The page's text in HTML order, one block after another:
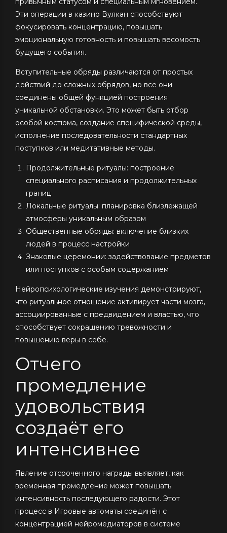
Эти операции в казино Вулкан способствуют
фокусировать концентрацию, повышать
эмоциональную готовность и повышать весомость
будущего события.
Вступительные обряды различаются от простых
действий до сложных обрядов, но все они
соединены общей функцией построения
уникальной обстановки. Это может быть отбор
особой костюма, создание специфической среды,
исполнение последовательности стандартных
поступков или медитативные методы.
Продолжительные ритуалы: построение
специального расписания и продолжительных
границ
Локальные ритуалы: планировка близлежащей
атмосферы уникальным образом
Общественные обряды: включение близких
людей в процесс настройки
Знаковые церемонии: задействование предметов
или поступков с особым содержанием
Нейропсихологические изучения демонстрируют,
что ритуальное отношение активирует части мозга,
ассоциированные с предвидением и властью, что
способствует сокращению тревожности и
повышению веры в себе.
Отчего
промедление
удовольствия
создаёт его
интенсивнее
Явление отсроченного награды выявляет, как
временная промедление может повышать
интенсивность последующего радости. Этот
процесс в Игровые автоматы соединён с
концентрацией нейромедиаторов в системе